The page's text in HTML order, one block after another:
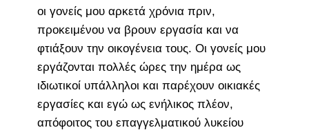
οι γονείς μου αρκετά χρόνια πριν,
προκειμένου να βρουν εργασία και να
φτιάξουν την οικογένεια τους. Οι γονείς μου
εργάζονται πολλές ώρες την ημέρα ως
ιδιωτικοί υπάλληλοι και παρέχουν οικιακές
εργασίες και εγώ ως ενήλικος πλέον,
απόφοιτος του επαγγελματικού λυκείου